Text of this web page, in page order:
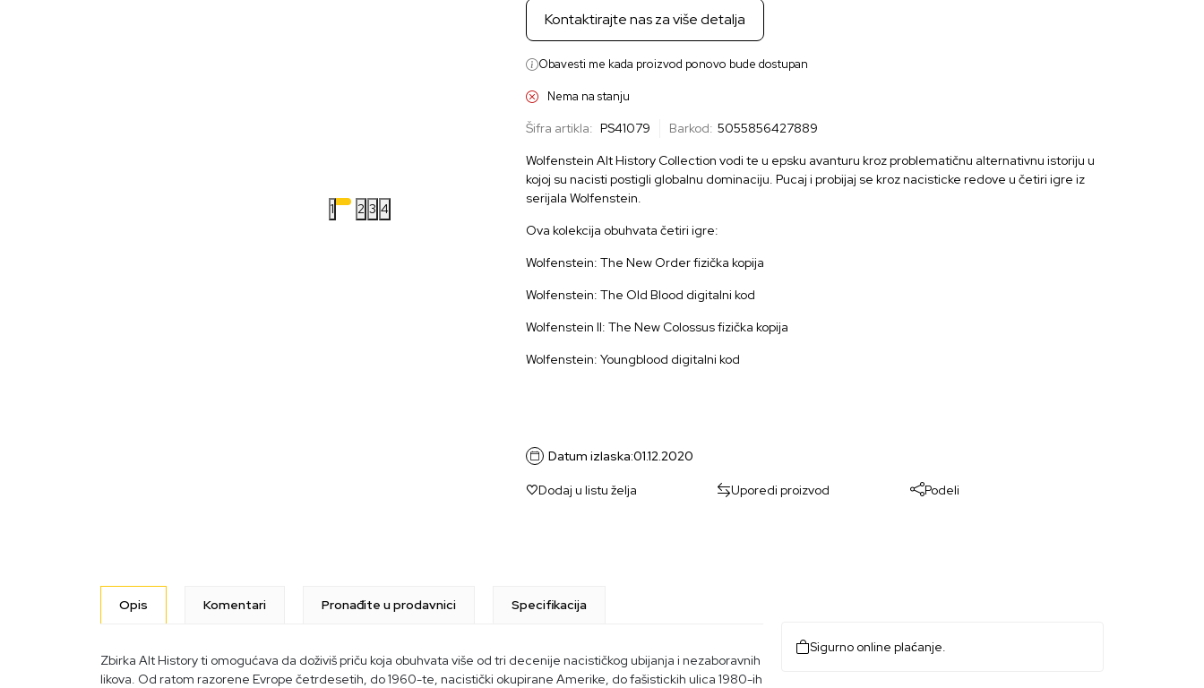
1 2 3 4
Kontaktirajte nas za više detalja
Obavesti me kada proizvod ponovo bude dostupan
Nema na stanju
Šifra artikla: PS41079 Barkod: 5055856427889
Wolfenstein Alt History Collection vodi te u epsku avanturu kroz problematičnu alternativnu istoriju u
kojoj su nacisti postigli globalnu dominaciju. Pucaj i probijaj se kroz nacisticke redove u četiri igre iz
serijala Wolfenstein.
Ova kolekcija obuhvata četiri igre:
Wolfenstein: The New Order fizička kopija
Wolfenstein: The Old Blood digitalni kod
Wolfenstein II: The New Colossus fizička kopija
Wolfenstein: Youngblood digitalni kod
Datum izlaska:01.12.2020
Dodaj u listu želja Uporedi proizvod Podeli
Opis Komentari Pronađite u prodavnici Specifikacija
Zbirka Alt History ti omogućava da doživiš priču koja obuhvata više od tri decenije nacističkog ubijanja i nezaboravnih
likova. Od ratom razorene Evrope četrdesetih, do 1960-te, nacistički okupirane Amerike, do fašistickih ulica 1980-ih
Sigurno online plaćanje.